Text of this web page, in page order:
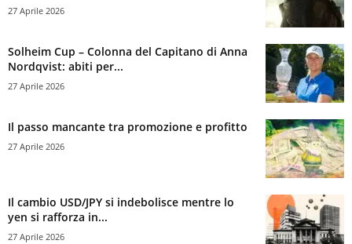
27 Aprile 2026
Solheim Cup – Colonna del Capitano di Anna
Nordqvist: abiti per...
27 Aprile 2026
Il passo mancante tra promozione e profitto
27 Aprile 2026
Il cambio USD/JPY si indebolisce mentre lo
yen si rafforza in...
27 Aprile 2026